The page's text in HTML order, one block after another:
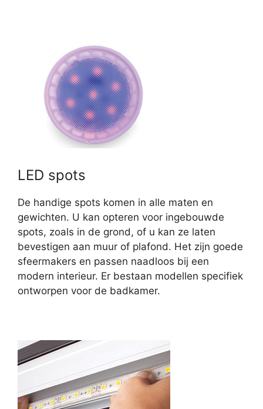
LED spots
De handige spots komen in alle maten en
gewichten. U kan opteren voor ingebouwde
spots, zoals in de grond, of u kan ze laten
bevestigen aan muur of plafond. Het zijn goede
sfeermakers en passen naadloos bij een
modern interieur. Er bestaan modellen specifiek
ontworpen voor de badkamer.